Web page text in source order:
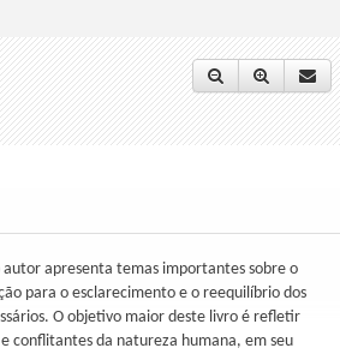
apresenta temas importantes sobre o
para o esclarecimento e o reequilíbrio dos
O objetivo maior deste livro é refletir
conflitantes da natureza humana, em seu